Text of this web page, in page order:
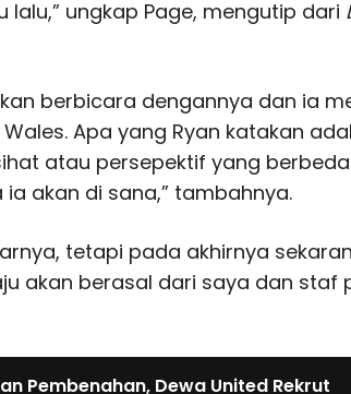
lalu,” ungkap Page, mengutip dari
berbicara dengannya dan ia
Apa yang Ryan katakan
atau persepektif yang
akan di sana,” tambahnya.
tetapi pada akhirnya
akan berasal dari saya dan staf
Pembenahan, Dewa United Rekrut